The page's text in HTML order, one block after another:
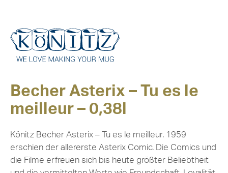
Becher Asterix – Tu es le
meilleur – 0,38l
Könitz Becher Asterix – Tu es le meilleur. 1959
erschien der allererste Asterix Comic. Die Comics und
die Filme erfreuen sich bis heute größter Beliebtheit